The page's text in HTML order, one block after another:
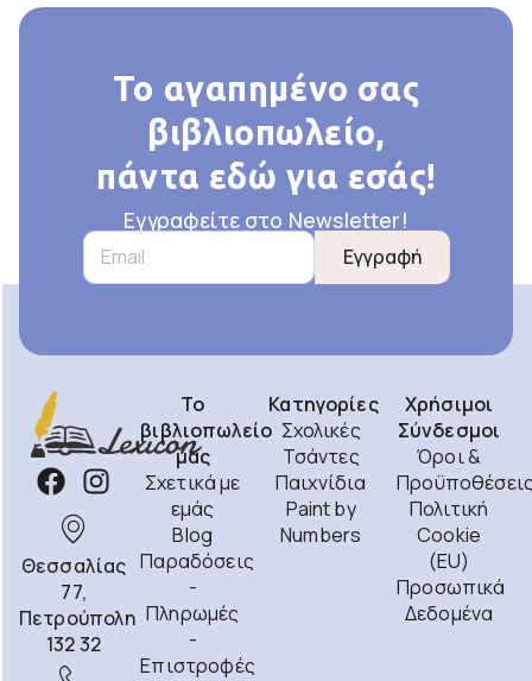
Το αγαπημένο σας
βιβλιοπωλείο,
πάντα εδώ για εσάς!
Εγγραφείτε στο Newsletter!
Εγγραφή
Θεσσαλίας
77,
Πετρούπολη
132 32
Το
βιβλιοπωλείο
μας
Σχετικά με
εμάς
Blog
Παραδόσεις
-
Πληρωμές
-
Επιστροφές
Κατηγορίες
Σχολικές
Τσάντες
Παιχνίδια
Paint by
Numbers
Χρήσιμοι
Σύνδεσμοι
Όροι &
Πολιτική
Cookie
(EU)
Προσωπικά
Δεδομένα